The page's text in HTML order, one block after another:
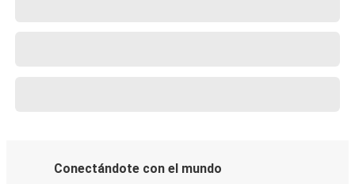
Conectándote con el mundo